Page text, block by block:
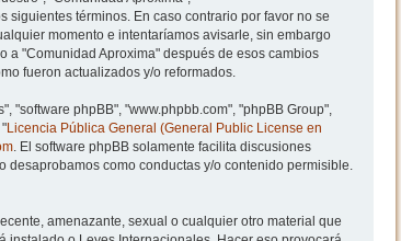
siguientes términos. En caso contrario por favor no se
momento e intentaríamos avisarle, sin embargo
a "Comunidad Aproxima" después de esos cambios
fueron actualizados y/o reformados.
"software phpBB", "www.phpbb.com", "phpBB Group",
Licencia Pública General (General Public License en
. El software phpBB solamente facilita discusiones
desaprobamos como conductas y/o contenido permisible.
amenazante, sexual o cualquier otro material que